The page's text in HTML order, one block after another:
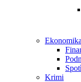
Ekonomika
Krimi